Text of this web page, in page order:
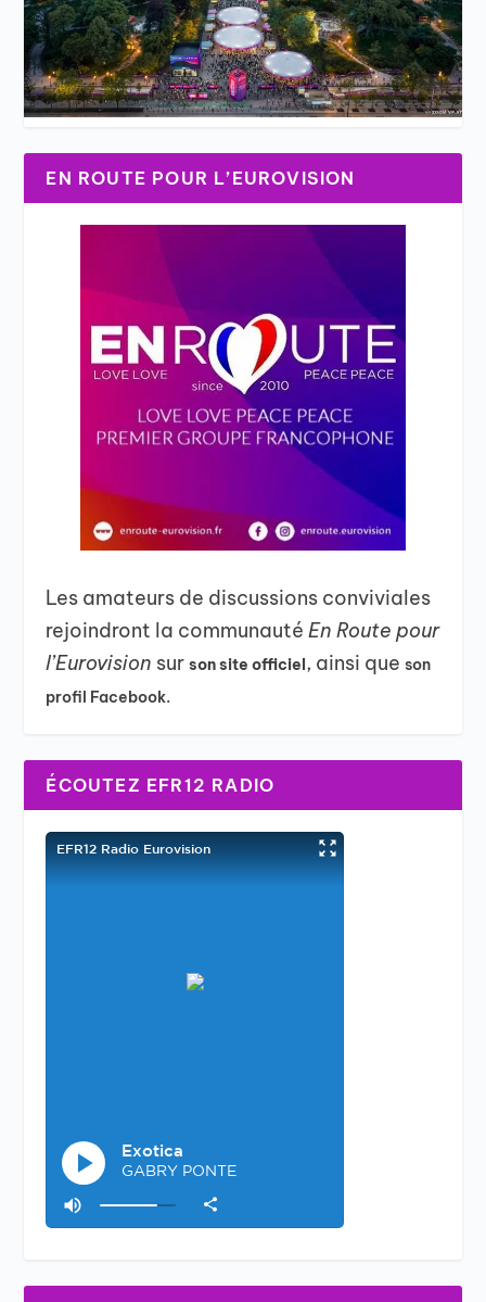
EN ROUTE POUR L’EUROVISION
Les amateurs de discussions conviviales
rejoindront la communautéEn Route pour
l’Eurovision surson site officiel, ainsi queson
profil Facebook.
ÉCOUTEZ EFR12 RADIO